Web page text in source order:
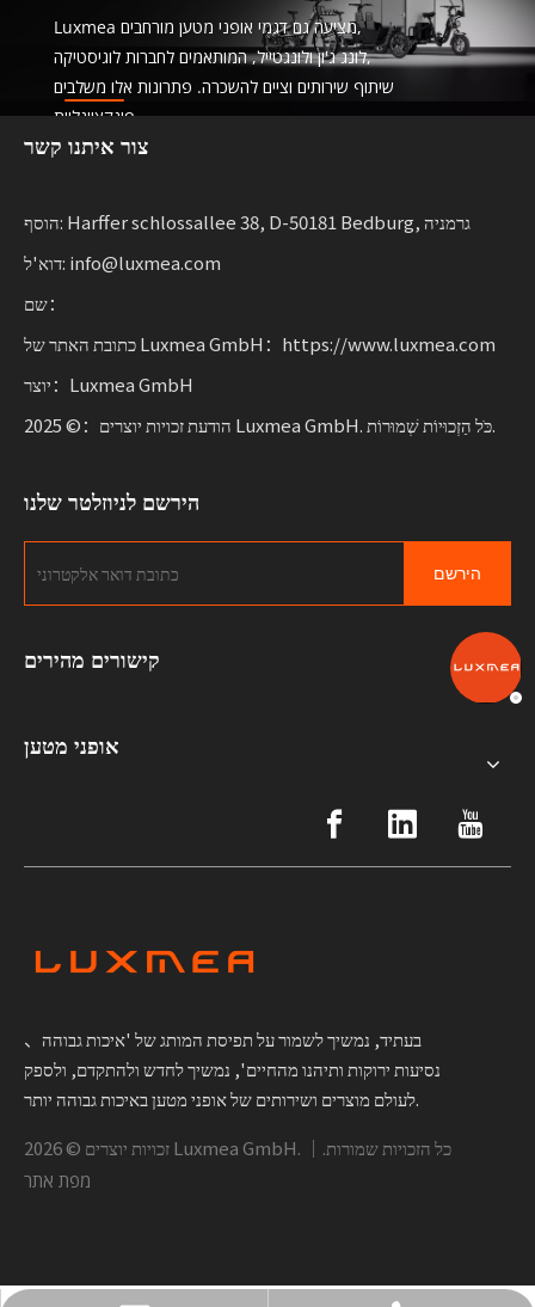
Luxmea מציעה גם דגמי אופני מטען מורחבים,
לונג ג'ון ולונגטייל, המותאמים לחברות לוגיסטיקה,
שיתוף שירותים וציים להשכרה. פתרונות אלו משלבים
פונקציונליות
צור איתנו קשר
הוסף: Harffer schlossallee 38, D-50181 Bedburg, גרמניה
דוא'ל: info@luxmea.com
שם：
כתובת האתר של Luxmea GmbH：https://www.luxmea.com
יוצר：Luxmea GmbH
הודעת זכויות יוצרים：© 2025 Luxmea GmbH. כֹּל הַזְכוּיוֹת שְׁמוּרוֹת.
הירשם לניוזלטר שלנו
הירשם
קישורים מהירים
אופני מטען
בעתיד, נמשיך לשמור על תפיסת המותג של 'איכות גבוהה、
נסיעות ירוקות ותיהנו מהחיים', נמשיך לחדש ולהתקדם, ולספק
לעולם מוצרים ושירותים של אופני מטען באיכות גבוהה יותר.
זכויות יוצרים ©2026 Luxmea GmbH. כל הזכויות שמורות.｜
מפת אתר